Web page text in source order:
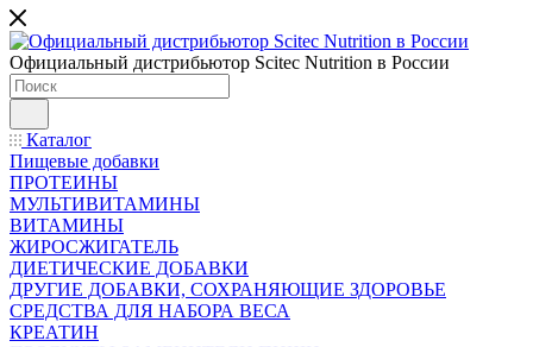
Официальный дистрибьютор Scitec Nutrition в России
Каталог
Пищевые добавки
ПРОТЕИНЫ
МУЛЬТИВИТАМИНЫ
ВИТАМИНЫ
ЖИРОСЖИГАТЕЛЬ
ДИЕТИЧЕСКИЕ ДОБАВКИ
ДРУГИЕ ДОБАВКИ, СОХРАНЯЮЩИЕ ЗДОРОВЬЕ
СРЕДСТВА ДЛЯ НАБОРА ВЕСА
КРЕАТИН